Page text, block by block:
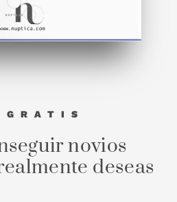
GRATIS
novios
deseas